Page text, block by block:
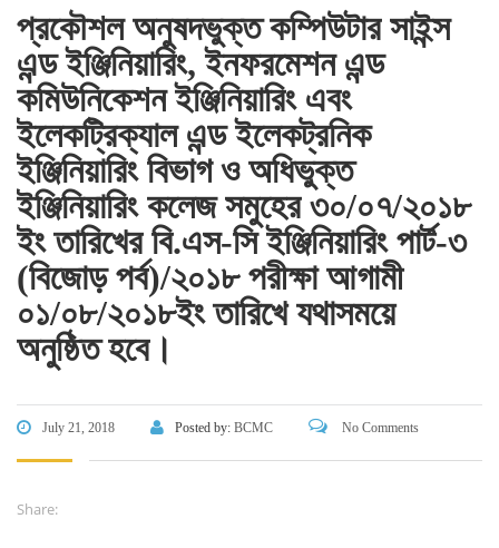
প্রকৌশল অনুষদভুক্ত কম্পিউটার সাইন্স
এন্ড ইঞ্জিনিয়ারিং, ইনফরমেশন এন্ড
কমিউনিকেশন ইঞ্জিনিয়ারিং এবং
ইলেকট্রিক্যাল এন্ড ইলেকট্রনিক
ইঞ্জিনিয়ারিং বিভাগ ও অধিভুক্ত
ইঞ্জিনিয়ারিং কলেজ সমুহের ৩০/০৭/২০১৮
ইং তারিখের বি.এস-সি ইঞ্জিনিয়ারিং পার্ট-৩
(বিজোড় পর্ব)/২০১৮ পরীক্ষা আগামী
০১/০৮/২০১৮ইং তারিখে যথাসময়ে
অনুষ্ঠিত হবে।
July 21, 2018 Posted by: BCMC No Comments
Share:
Directorate of Secondary and Higher Education
Bangladesh Technical Education Board, Dhaka
Skills and Training Enhancement Project (STEP)
CONTACT US
Dhaka Road, Barandi BCMC
College Para, Jessore-7400,
Bangladesh
+88-01711-844881, +88-01711-
844882, +88-01711-067687, +88-
01712-910255, +88-01752-
260408, +88-01752-260409
+880-24777-64103, 68104
bcmccrm@gmail.com